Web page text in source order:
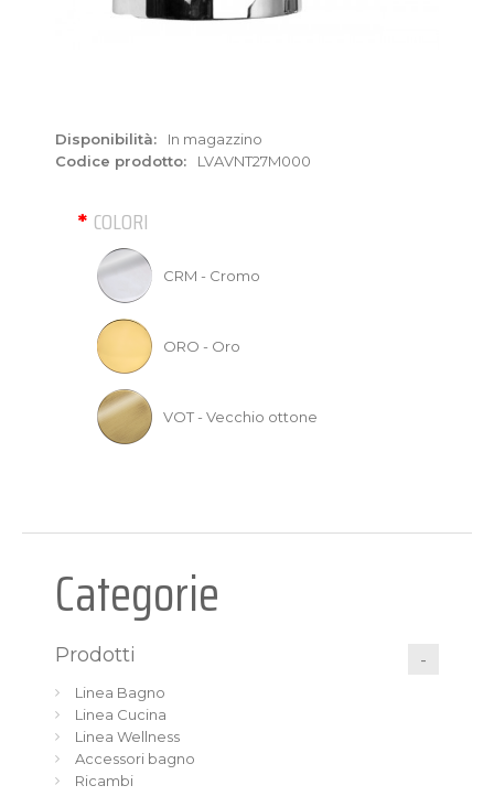
Disponibilità:
In magazzino
Codice prodotto:
LVAVNT27M000
COLORI
CRM - Cromo
ORO - Oro
VOT - Vecchio ottone
Categorie
Prodotti
Linea Bagno
Linea Cucina
Linea Wellness
Accessori bagno
Ricambi